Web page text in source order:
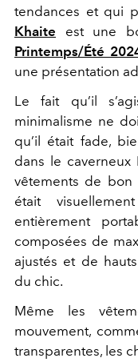
tendances et qui
Khaite est une
Printemps/Été
une présentation
Le fait qu’il
minimalisme ne
qu’il était fade,
dans le caverneux
vêtements de bon
était
entièrement
composées de
ajustés et de
du chic.
Même les
mouvement,
transparentes, les